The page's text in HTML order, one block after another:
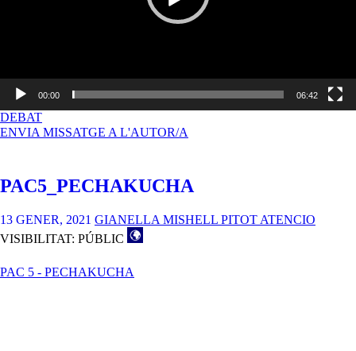
00:00 06:42
DEBATA
PAC5_PECHAKUCHA_ANDREA_ARROYO
ENVIA MISSATGE A L'AUTOR/A
PAC5_PECHAKUCHA
13 GENER, 2021 GIANELLA MISHELL PITOT ATENCIO
VISIBILITAT: PÚBLIC
PAC 5 - PECHAKUCHA